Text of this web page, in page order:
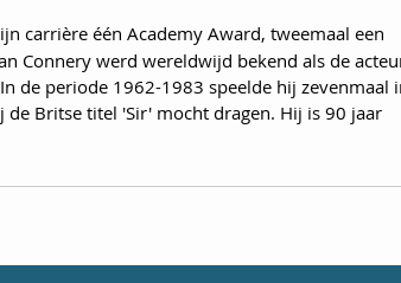
carrière één Academy Award, tweemaal een
Connery werd wereldwijd bekend als de
de periode 1962-1983 speelde hij zevenmaal
Britse titel 'Sir' mocht dragen. Hij is 90 jaar